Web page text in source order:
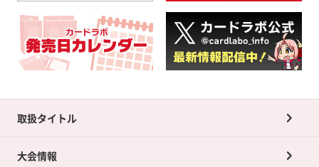
取扱タイトル
大会情報